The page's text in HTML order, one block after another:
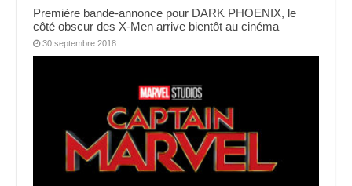
Première bande-annonce pour DARK PHOENIX, le
côté obscur des X-Men arrive bientôt au cinéma
30 septembre 2018